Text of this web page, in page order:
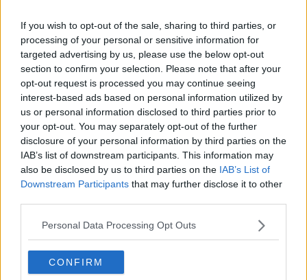
If you wish to opt-out of the sale, sharing to third parties, or
processing of your personal or sensitive information for
targeted advertising by us, please use the below opt-out
section to confirm your selection. Please note that after your
opt-out request is processed you may continue seeing
interest-based ads based on personal information utilized by
us or personal information disclosed to third parties prior to
your opt-out. You may separately opt-out of the further
disclosure of your personal information by third parties on the
IAB’s list of downstream participants. This information may
also be disclosed by us to third parties on the IAB’s List of
Downstream Participants that may further disclose it to other
Personal Data Processing Opt Outs
CONFIRM
Forte scossa di terremoto, paura anche a Firenze
Al confronto c'è Casapound, Pd e LeU non vanno
Produceva false carte di circolazione della Vespa
Nell'archivio spunta un prezioso manoscritto
Caro Natale in Toscana, ecco dove costerà di più
mangiare e bere
La pro loco risorta dall’inferno del sisma
Una mano fiorentina nei luoghi del sisma
Gli specialisti dei colpi sulle auto parcheggiate